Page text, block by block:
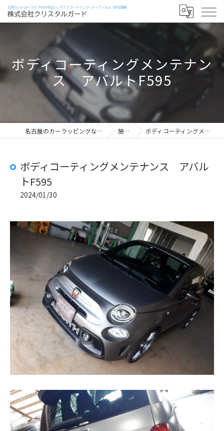
ボディコーティングメンテナン
ス アバルトF595
名古屋のカーラッピングなら株式会社クリスタルガード 施工実績 ボディコーティングメンテナンス アバルトF595
ボディコーティングメンテナンス アバル
トF595
2024/01/30